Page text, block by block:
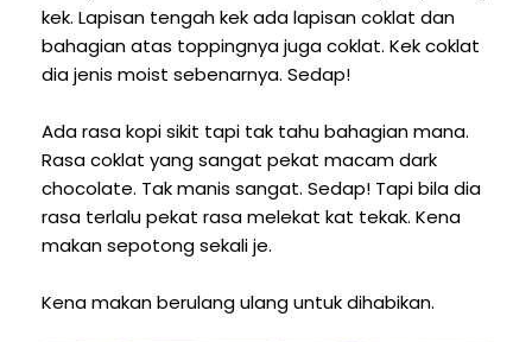
kek. Lapisan tengah kek ada lapisan coklat dan
bahagian atas toppingnya juga coklat. Kek coklat
dia jenis moist sebenarnya. Sedap!
Ada rasa kopi sikit tapi tak tahu bahagian mana.
Rasa coklat yang sangat pekat macam dark
chocolate. Tak manis sangat. Sedap! Tapi bila dia
rasa terlalu pekat rasa melekat kat tekak. Kena
makan sepotong sekali je.
Kena makan berulang ulang untuk dihabikan.